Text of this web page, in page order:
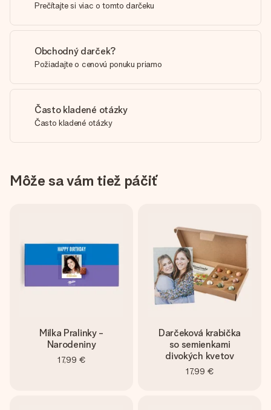
Prečítajte si viac o tomto darčeku
Obchodný darček?
Požiadajte o cenovú ponuku priamo
Často kladené otázky
Často kladené otázky
Môže sa vám tiež páčiť
Milka Pralinky -
Narodeniny
17,99 €
Darčeková krabička
so semienkami
divokých kvetov
17,99 €